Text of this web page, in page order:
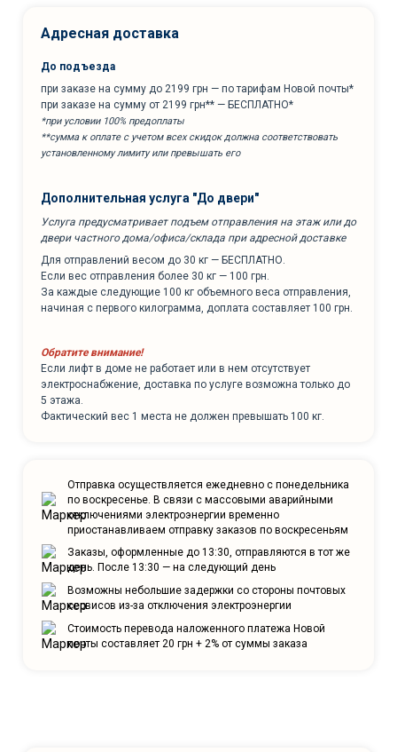
Адресная доставка
До подъезда
при заказе на сумму до 2199 грн — по тарифам Новой почты*
при заказе на сумму от 2199 грн** — БЕСПЛАТНО*
*при условии 100% предоплаты
**сумма к оплате с учетом всех скидок должна соответствовать
установленному лимиту или превышать его
Дополнительная услуга "До двери"
Услуга предусматривает подъем отправления на этаж или до
двери частного дома/офиса/склада при адресной доставке
Для отправлений весом до 30 кг — БЕСПЛАТНО.
Если вес отправления более 30 кг — 100 грн.
За каждые следующие 100 кг объемного веса отправления,
начиная с первого килограмма, доплата составляет 100 грн.
Обратите внимание!
Если лифт в доме не работает или в нем отсутствует
электроснабжение, доставка по услуге возможна только до
5 этажа.
Фактический вес 1 места не должен превышать 100 кг.
Отправка осуществляется ежедневно с понедельника
по воскресенье. В связи с массовыми аварийными
отключениями электроэнергии временно
приостанавливаем отправку заказов по воскресеньям
Заказы, оформленные до 13:30, отправляются в тот же
день. После 13:30 — на следующий день
Возможны небольшие задержки со стороны почтовых
сервисов из-за отключения электроэнергии
Стоимость перевода наложенного платежа Новой
почты составляет 20 грн + 2% от суммы заказа